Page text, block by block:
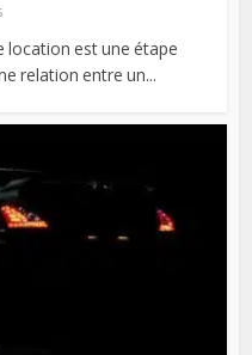
location est une étape
relation entre un...